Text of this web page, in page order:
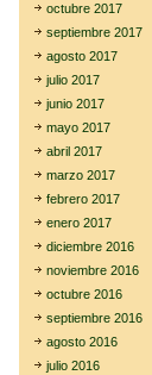
octubre 2017
septiembre 2017
agosto 2017
julio 2017
junio 2017
mayo 2017
abril 2017
marzo 2017
febrero 2017
enero 2017
diciembre 2016
noviembre 2016
octubre 2016
septiembre 2016
agosto 2016
julio 2016